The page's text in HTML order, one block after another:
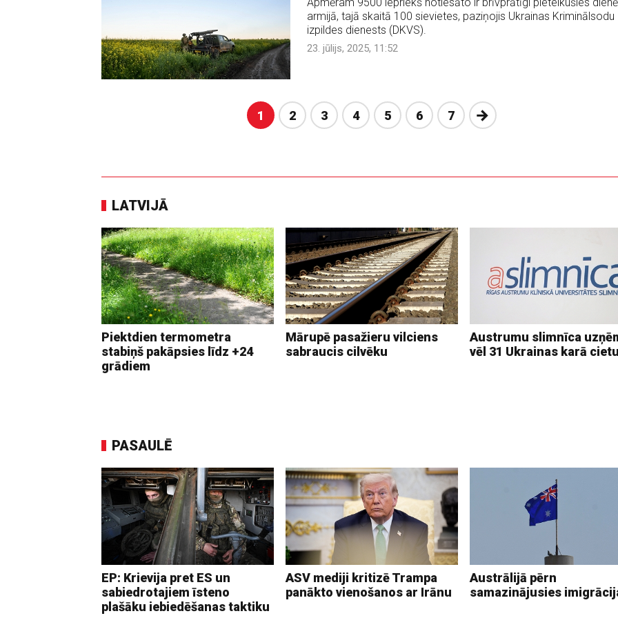
Apmēram 9500 iepriekš notiesāto ir brīvprātīgi pieteikušies
armijā, tajā skaitā 100 sievietes, paziņojis Ukrainas Kriminālsodu
izpildes dienests (DKVS).
23. jūlijs, 2025, 11:52
1 2 3 4 5 6 7 Nākošā
LATVIJĀ
Piektdien termometra
stabiņš pakāpsies līdz +24
grādiem
Mārupē pasažieru vilciens
sabraucis cilvēku
Austrumu slimnīca
vēl 31 Ukrainas karā
PASAULĒ
EP: Krievija pret ES un
sabiedrotajiem īsteno
plašāku iebiedēšanas taktiku
ASV mediji kritizē Trampa
panākto vienošanos ar Irānu
Austrālijā pērn
samazinājusies